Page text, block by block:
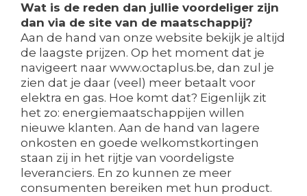
Wat is de reden dan jullie voordeliger zijn
dan via de site van de maatschappij?
Aan de hand van onze website bekijk je altijd
de laagste prijzen. Op het moment dat je
navigeert naar www.octaplus.be, dan zul je
zien dat je daar (veel) meer betaalt voor
elektra en gas. Hoe komt dat? Eigenlijk zit
het zo: energiemaatschappijen willen
nieuwe klanten. Aan de hand van lagere
onkosten en goede welkomstkortingen
staan zij in het rijtje van voordeligste
leveranciers. En zo kunnen ze meer
consumenten bereiken met hun product.